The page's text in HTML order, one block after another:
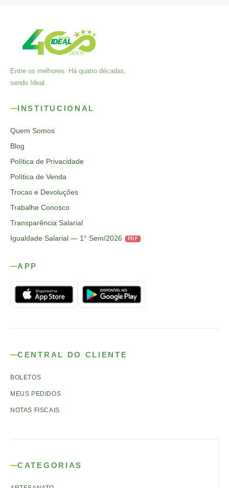
Entre os melhores. Há quatro décadas,
sendo Ideal.
INSTITUCIONAL
Quem Somos
Blog
Política de Privacidade
Política de Venda
Trocas e Devoluções
Trabalhe Conosco
Transparência Salarial
Igualdade Salarial — 1° Sem/2026
PDF
APP
CENTRAL DO CLIENTE
BOLETOS
MEUS PEDIDOS
NOTAS FISCAIS
CATEGORIAS